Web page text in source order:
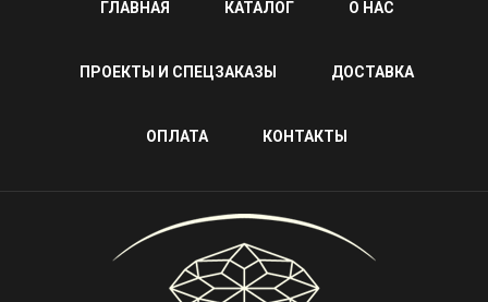
ГЛАВНАЯ КАТАЛОГ О НАС
ПРОЕКТЫ И СПЕЦЗАКАЗЫ ДОСТАВКА
ОПЛАТА КОНТАКТЫ